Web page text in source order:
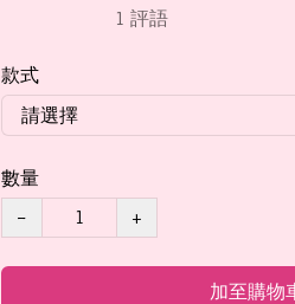
1 評語
款式
數量
−
+
加至購物